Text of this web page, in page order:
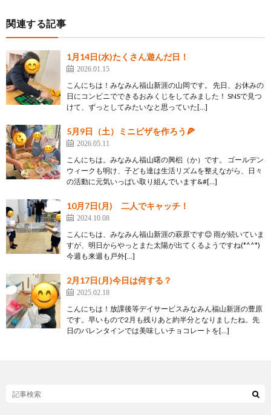
関連する記事
1月14日(水)たくさん遊んだ日！
2026.01.15
こんにちは！みなみん福山新涯の山岡です。 先日、お休みの
日にコンビニでできるおみくじをしてみました！ SNSで見つ
けて、ずっとしてみたいなと思っていた[…]
5月9日（土）ミニピザを作ろう🍕
2026.05.11
こんにちは。みなみん福山曙の興梠（か）です。 ゴールデン
ウィークも明け、子ども達は生活リズムを整えながら、日々
の活動に元気いっぱい取り組んでいます&#[…]
10月7日(月) 二人でキャッチ！
2024.10.08
こんにちは、みなみん福山新涯の萩原です😊 雨が続いていま
すが、明日からやっとまた太陽が出てくるようですね(*^^*)
今週も来週も戸外[…]
2月17日(月)今日は何する？
2025.02.18
こんにちは！放課後等デイサービスみなみん福山新涯の豊原
です。早いもので2月も残りあと約半分となりましたね。先
日のバレンタインでは美味しいチョコレートを[…]